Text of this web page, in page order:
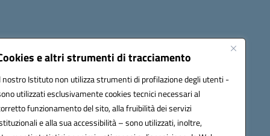
e altri strumenti di tracciamento
nostro Istituto non utilizza strumenti di profilazione degli utenti -
utilizzati esclusivamente cookies tecnici necessari al
funzionamento del sito, alla fruibilità dei servizi
e alla sua accessibilità – sono utilizzati, inoltre,
Seguici su: